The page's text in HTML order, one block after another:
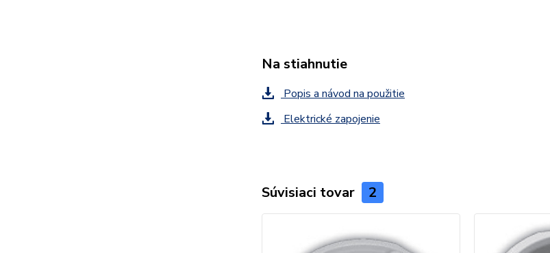
Na stiahnutie
Popis a návod na použitie
Elektrické zapojenie
Súvisiaci tovar 2